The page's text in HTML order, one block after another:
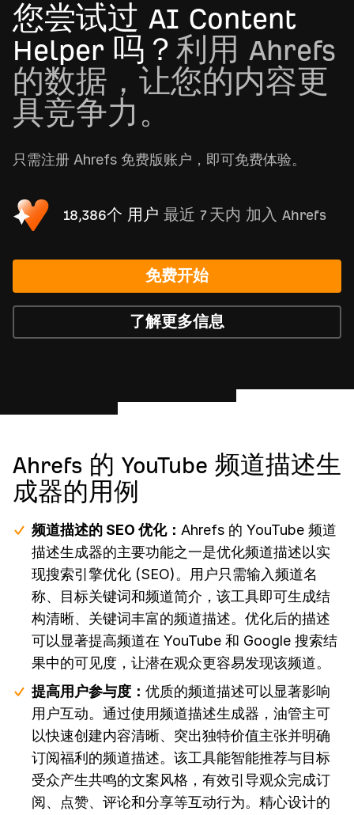
您尝试过 AI Content
Helper 吗？ 利用 Ahrefs
的数据，让您的内容更
具竞争力。
只需注册 Ahrefs 免费版账户，即可免费体验。
18,386个 用户 最近 7 天内 加入 Ahrefs
免费开始
了解更多信息
Ahrefs 的 YouTube 频道描述生
成器的用例
频道描述的 SEO 优化： Ahrefs 的 YouTube 频道
描述生成器的主要功能之一是优化频道描述以实
现搜索引擎优化 (SEO)。用户只需输入频道名
称、目标关键词和频道简介，该工具即可生成结
构清晰、关键词丰富的频道描述。优化后的描述
可以显著提高频道在 YouTube 和 Google 搜索结
果中的可见度，让潜在观众更容易发现该频道。
提高用户参与度： 优质的频道描述可以显著影响
用户互动。通过使用频道描述生成器，油管主可
以快速创建内容清晰、突出独特价值主张并明确
订阅福利的频道描述。该工具能智能推荐与目标
受众产生共鸣的文案风格，有效引导观众完成订
阅、点赞、评论和分享等互动行为。精心设计的